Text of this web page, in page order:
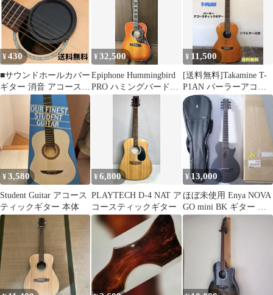
¥430
■サウンドホールカバー
ギター 消音 アコーステ
ィック
¥32,500
Epiphone Hummingbird
PRO ハミングバードプ
ロ エレアコ
¥ 11,500
[送料無料]Takamine T-
P1AN パーラーアコー
スティックギター
¥3,580
Student Guitar アコース
ティックギター 本体
¥6,800
PLAYTECH D-4 NAT ア
コースティックギター
¥13,000
ほぼ未使用 Enya NOVA
GO mini BK ギター ケ
ース 元箱付き